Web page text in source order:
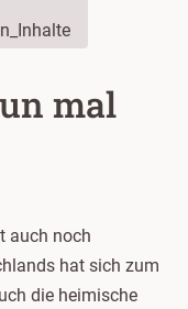
mal
auch noch
hat sich zum
die heimische